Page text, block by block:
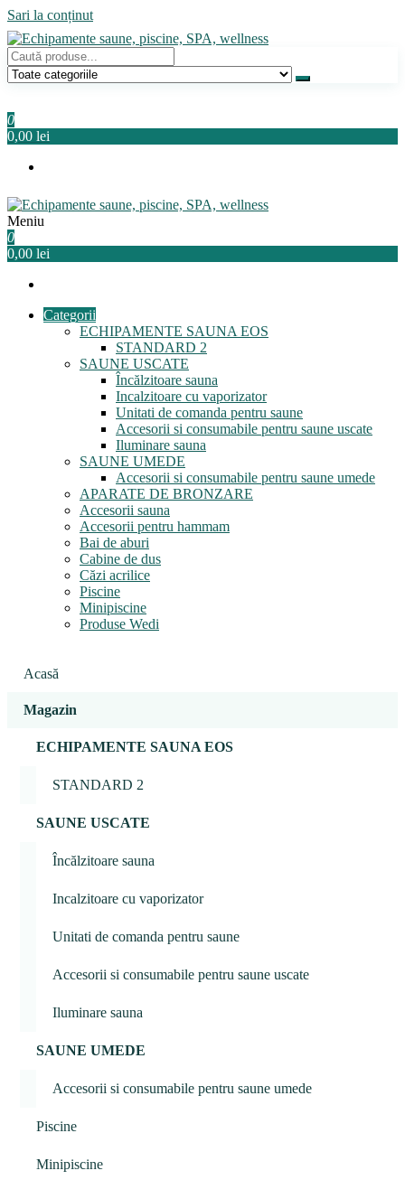
Sari la conținut
Echipamente saune, piscine, SPA, wellness
Relaxeaza-te!
0
0,00 lei
Echipamente saune, piscine, SPA, wellness
Relaxeaza-te!
Meniu
0
0,00 lei
Categorii
ECHIPAMENTE SAUNA EOS
STANDARD 2
SAUNE USCATE
Încălzitoare sauna
Incalzitoare cu vaporizator
Unitati de comanda pentru saune
Accesorii si consumabile pentru saune uscate
Iluminare sauna
SAUNE UMEDE
Accesorii si consumabile pentru saune umede
APARATE DE BRONZARE
Accesorii sauna
Accesorii pentru hammam
Bai de aburi
Cabine de dus
Căzi acrilice
Piscine
Minipiscine
Produse Wedi
Acasă
Magazin
ECHIPAMENTE SAUNA EOS
STANDARD 2
SAUNE USCATE
Încălzitoare sauna
Incalzitoare cu vaporizator
Unitati de comanda pentru saune
Accesorii si consumabile pentru saune uscate
Iluminare sauna
SAUNE UMEDE
Accesorii si consumabile pentru saune umede
Piscine
Minipiscine